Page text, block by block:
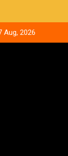
लोक अदालत,
Aug, 2026